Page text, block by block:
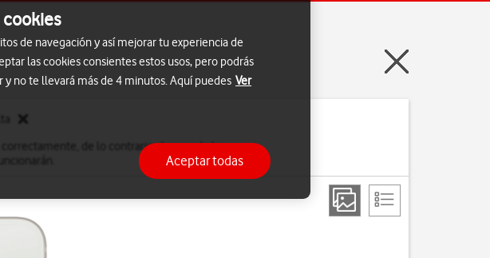
de lo contrario algunas de las
cookies
de navegación y así mejorar tu experiencia de
las cookies consientes estos usos, pero podrás
no te llevará más de 4 minutos. Aquí puedes Ver
Aceptar todas